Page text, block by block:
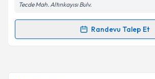
Tecde Mah. Altınkayısı Bulv.
Randevu Talep Et
Randevu Takvimi Talebi